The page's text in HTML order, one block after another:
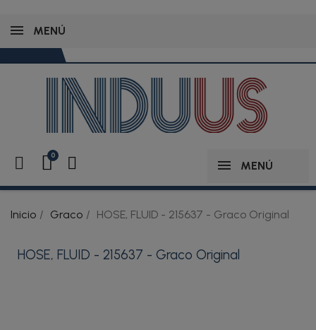
MENÚ
MENÚ
Inicio Graco HOSE, FLUID - 215637 - Graco Original
HOSE, FLUID - 215637 - Graco Original